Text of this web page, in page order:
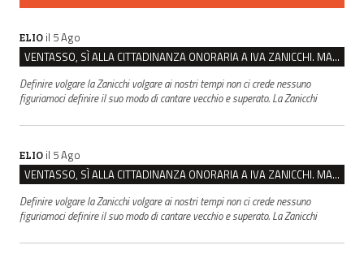
ELIO il 5 Ago
VENTASSO, SÌ ALLA CITTADINANZA ONORARIA A IVA ZANICCHI. MA BARGIACCHI: “È DI PESSIMO GUSTO”
Definire volgare la Zanicchi volgare ai nostri tempi non ci crede nessuno
figuriamoci definire il suo modo di cantare vecchio e superato. La Zanicchi
ELIO il 5 Ago
VENTASSO, SÌ ALLA CITTADINANZA ONORARIA A IVA ZANICCHI. MA BARGIACCHI: “È DI PESSIMO GUSTO”
Definire volgare la Zanicchi volgare ai nostri tempi non ci crede nessuno
figuriamoci definire il suo modo di cantare vecchio e superato. La Zanicchi